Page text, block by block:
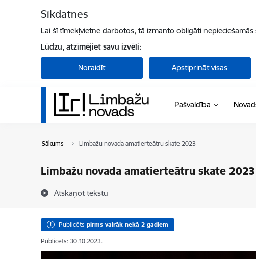
Sīkdatnes
Lai šī tīmekļvietne darbotos, tā izmanto obligāti
Lūdzu, atzīmējiet savu izvēli:
Noraidīt Apstiprināt visas
Pašvaldība
Sākums Limbažu novada amatierteātru skate 2023
Limbažu novada amatierteātru skate 2023
Atskaņot tekstu
Publicēts pirms vairāk nekā 2 gadiem
Publicēts: 30.10.2023.